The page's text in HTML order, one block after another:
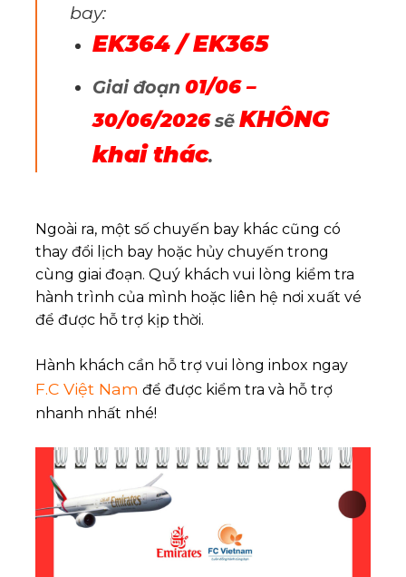
bay:
EK364 / EK365
Giai đoạn 01/06 –
30/06/2026sẽ KHÔNG
khai thác.
Ngoài ra, một số chuyến bay khác cũng có
thay đổi lịch bay hoặc hủy chuyến trong
cùng giai đoạn. Quý khách vui lòng kiểm tra
hành trình của mình hoặc liên hệ nơi xuất vé
để được hỗ trợ kịp thời.
Hành khách cần hỗ trợ vui lòng inbox ngay
F.C Việt Nam để được kiểm tra và hỗ trợ
nhanh nhất nhé!